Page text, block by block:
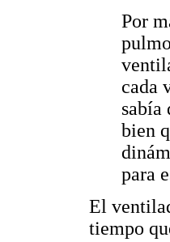
Por
cada
sabía
bien
para
El
tiempo